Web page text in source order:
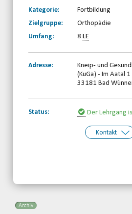
Kategorie:
Fortbildung
Zielgruppe:
Orthopädie
Umfang:
8LE
Adresse:
Kneip- und
(KuGa) - Im Aatal 1
33181 Bad
Status: Der Lehrgang
Kontakt
Archiv